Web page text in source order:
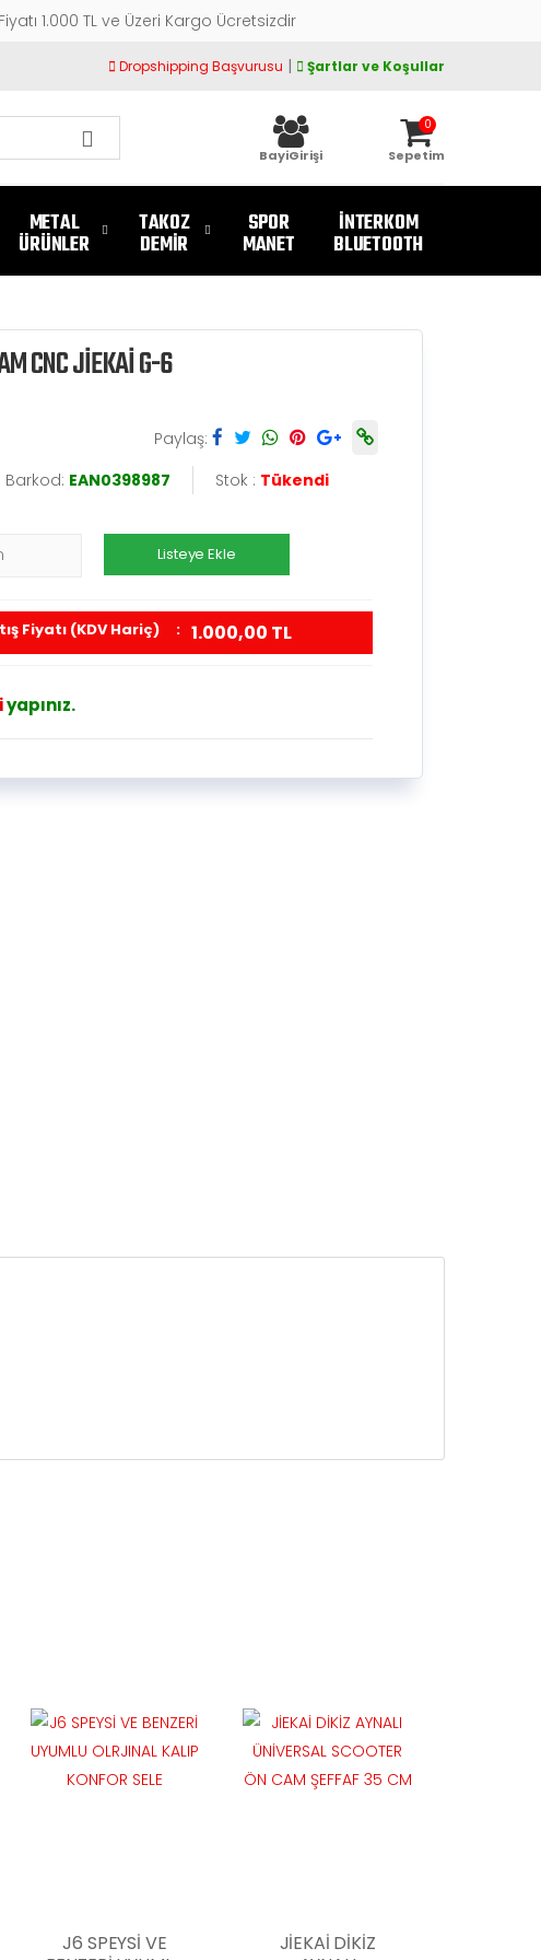
1.000 TL ve Üzeri Kargo Ücretsizdir
Dropshipping Başvurusu | Şartlar ve Koşullar
BayiGirişi
0
Sepetim
METAL
ÜRÜNLER
TAKOZ
DEMİR
SPOR
MANET
İNTERKOM
BLUETOOTH
CNC JİEKAİ G-6
Paylaş:
Barkod: EAN0398987 Stok : Tükendi
Listeye Ekle
Fiyatı (KDV Hariç) : 1.000,00 TL
yapınız.
J6 SPEYSİ VE
JİEKAİ DİKİZ